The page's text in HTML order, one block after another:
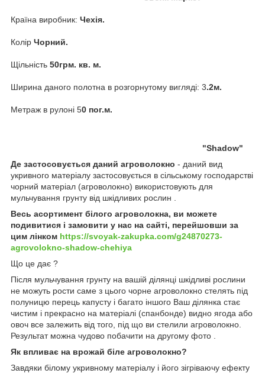
Країна виробник: Чехія.
Колір Чорний.
Щільність 50грм. кв. м.
Ширина даного полотна в розгорнутому вигляді: 3.2м.
Метраж в рулоні 50 пог.м.
"Shadow"
Де застосовується даний агроволокно - даний вид
укривного матеріалу застосовується в сільському господарстві
чорний матеріал (агроволокно) використовують для
мульчування грунту від шкідливих рослин .
Весь асортимент білого агроволокна, ви можете
подивитися і замовити у нас на сайті, перейшовши за
цим лінком https://svoyak-zakupka.com/g24870273-
agrovolokno-shadow-chehiya
Що це дає ?
Після мульчування грунту на вашій ділянці шкідливі рослини
не можуть рости саме з цього чорне агроволокно стелять під
полуницю перець капусту і багато іншого Ваш ділянка стає
чистим і прекрасно на матеріалі (спанбонде) видно ягода або
овоч все залежить від того, під що ви стелили агроволокно.
Результатможна чудово побачити на другому фото .
Як впливає на врожай біле агроволокно?
Завдяки білому укривному матеріалу і його зігріваючу ефекту